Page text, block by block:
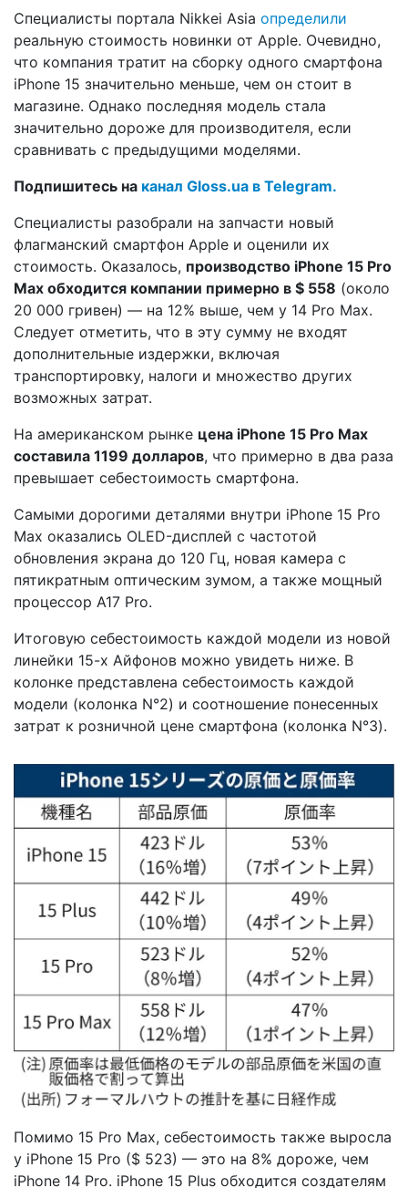
Специалисты портала Nikkei Asia определили
реальную стоимость новинки от Apple. Очевидно,
что компания тратит на сборку одного смартфона
iPhone 15 значительно меньше, чем он стоит в
магазине. Однако последняя модель стала
значительно дороже для производителя, если
сравнивать с предыдущими моделями.
Подпишитесь на канал Gloss.ua в Telegram.
Специалисты разобрали на запчасти новый
флагманский смартфон Apple и оценили их
стоимость. Оказалось, производство iPhone 15 Pro
Max обходится компании примерно в $ 558 (около
20 000 гривен) — на 12% выше, чем у 14 Pro Max.
Следует отметить, что в эту сумму не входят
дополнительные издержки, включая
транспортировку, налоги и множество других
возможных затрат.
На американском рынке цена iPhone 15 Pro Max
составила 1199 долларов, что примерно в два раза
превышает себестоимость смартфона.
Самыми дорогими деталями внутри iPhone 15 Pro
Max оказались OLED-дисплей с частотой
обновления экрана до 120 Гц, новая камера с
пятикратным оптическим зумом, а также мощный
процессор A17 Pro.
Итоговую себестоимость каждой модели из новой
линейки 15-х Айфонов можно увидеть ниже. В
колонке представлена себестоимость каждой
модели (колонка N°2) и соотношение понесенных
затрат к розничной цене смартфона (колонка N°3).
Помимо 15 Pro Max, себестоимость также выросла
у iPhone 15 Pro ($ 523) — это на 8% дороже, чем
iPhone 14 Pro. iPhone 15 Plus обходится создателям